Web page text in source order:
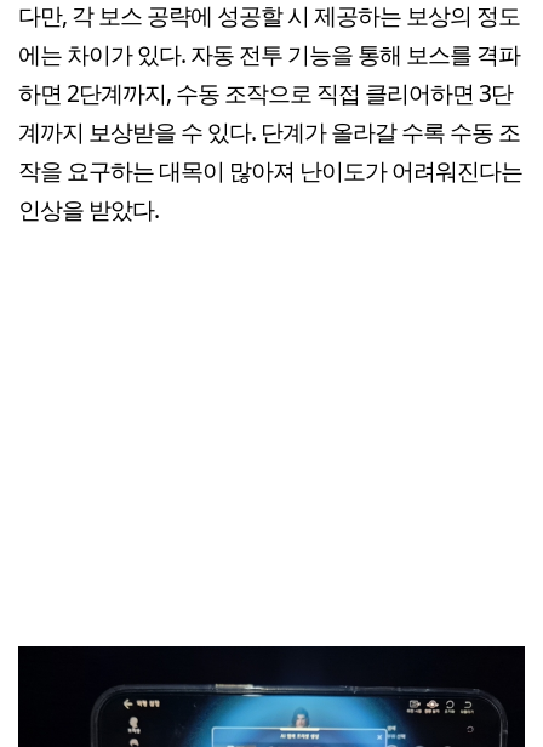
다만, 각 보스 공략에 성공할 시 제공하는 보상의 정도
에는 차이가 있다. 자동 전투 기능을 통해 보스를 격파
하면 2단계까지, 수동 조작으로 직접 클리어하면 3단
계까지 보상받을 수 있다. 단계가 올라갈 수록 수동 조
작을 요구하는 대목이 많아져 난이도가 어려워진다는
인상을 받았다.